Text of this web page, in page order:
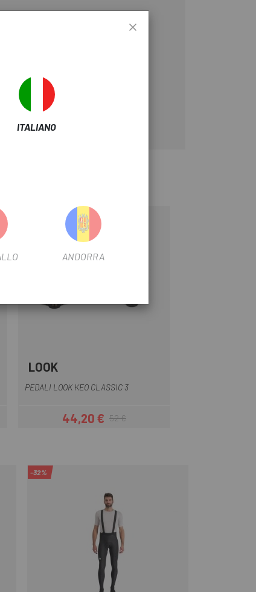
LOOK
PEDALI LOOK KEO CLASSIC 3
Prezzo
44,20 €Prezzo base
52 €
-32%
ITALIANO
ANDORRA